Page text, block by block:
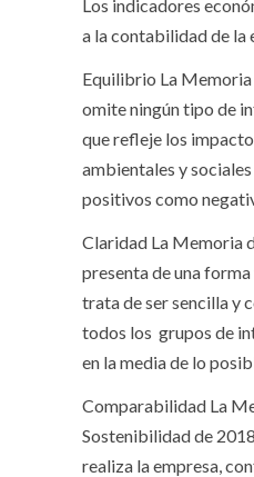
Los indicadores
a la contabilidad de la
Equilibrio La
omite ningún tipo de
que refleje los
ambientales y
positivos como
Claridad La Memoria
presenta de una
trata de ser sencilla y
todos los grupos de
en la media de lo
Comparabilidad La
Sostenibilidad de
realiza la empresa,